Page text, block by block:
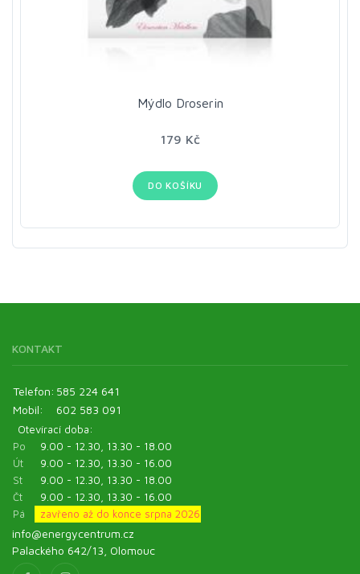
Mýdlo Droserin
179 Kč
DO KOŠÍKU
KONTAKT
Telefon: 585 224 641
Mobil:
602 583 091
Otevírací doba:
Po
9.00 - 12.30, 13.30 - 18.00
Út
9.00 - 12.30, 13.30 - 16.00
St
9.00 - 12.30, 13.30 - 18.00
Čt
9.00 - 12.30, 13.30 - 16.00
Pá
zavřeno až do konce srpna 2026
info@energycentrum.cz
Palackého 642/13, Olomouc